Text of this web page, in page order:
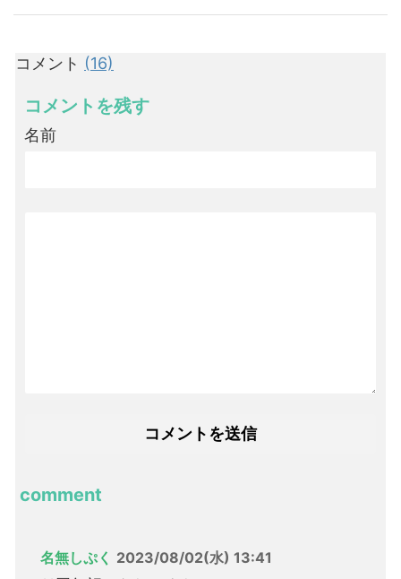
コメント (16)
コメントを残す
名前
comment
名無しぷく 2023/08/02(水) 13:41